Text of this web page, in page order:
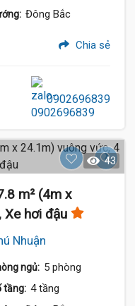
Đông Bắc
Chia sẻ
0902696839
43
m² (4m x
Xe hơi đậu
Nhuận
ngủ: 5 phòng
tầng: 4 tầng